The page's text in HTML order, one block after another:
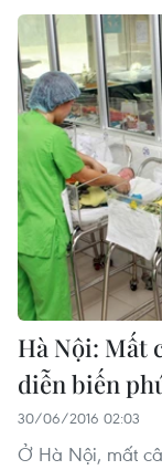
Hà Nội: Mất
diễn biến
30/06/2016 02:03
Ở Hà Nội, mất